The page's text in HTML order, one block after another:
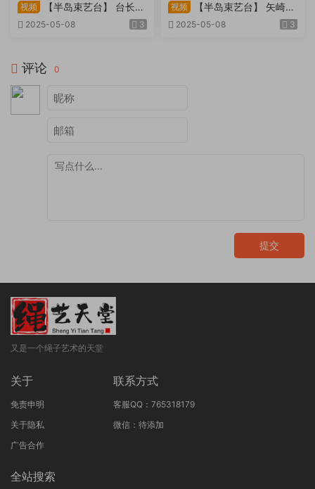
视频
【半岛束艺台】 台长不
在的时候
2025-05-08 3
视频
【半岛束艺台】 矢崎
泽爱 世界上运气最差的女孩
2025-05-08 3
评论 0
提交
又是一个绳子艺术的天堂
关于
免责申明
关于隐私
广告合作
联系方式
客服QQ：765318179
微信：待添加
全站搜索